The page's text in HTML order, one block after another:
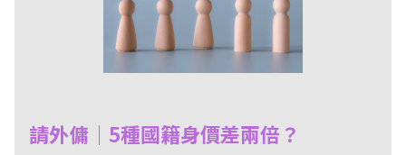
請外傭｜5種國籍身價差兩倍？